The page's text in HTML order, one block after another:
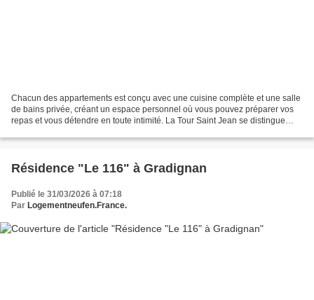
Chacun des appartements est conçu avec une cuisine complète et une salle
de bains privée, créant un espace personnel où vous pouvez préparer vos
repas et vous détendre en toute intimité. La Tour Saint Jean se distingue
Résidence "Le 116" à Gradignan
Publié le 31/03/2026 à 07:18
Par Logementneufen.France.